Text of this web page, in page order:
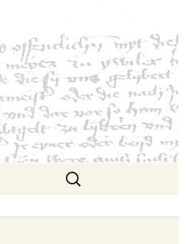
Suchen
nach: